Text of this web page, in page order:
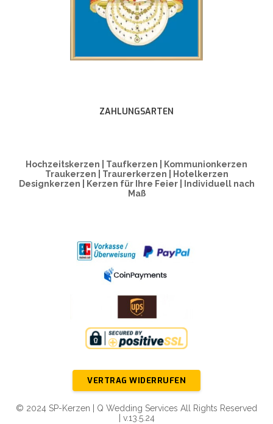
ZAHLUNGSARTEN
Hochzeitskerzen | Taufkerzen | Kommunionkerzen
Traukerzen | Traurerkerzen | Hotelkerzen
Designkerzen | Kerzen für Ihre Feier | Individuell nach
Maß
VERTRAG WIDERRUFEN
© 2024 SP-Kerzen | Q Wedding Services All Rights Reserved
| v.13.5.24